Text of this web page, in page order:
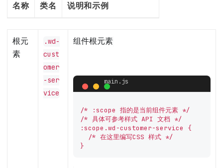
名称 类名 说明和示例
根元
素
.wd-
cust
omer
-ser
vice
组件根元素
/* :scope 指的是当前组件元素 */
/* 具体可参考样式 API 文档 */
:scope.wd-customer-service {
  /* 在这里编写CSS 样式 */
}